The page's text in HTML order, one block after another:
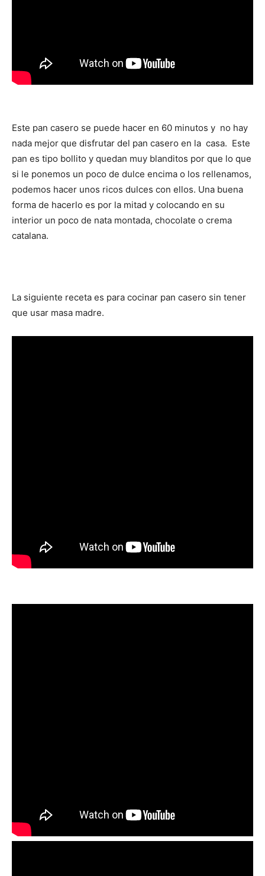
Este pan casero se puede hacer en 60 minutos y no hay
nada mejor que disfrutar del pan casero en la casa. Este
pan es tipo bollito y quedan muy blanditos por que lo que
si le ponemos un poco de dulce encima o los rellenamos,
podemos hacer unos ricos dulces con ellos. Una buena
forma de hacerlo es por la mitad y colocando en su
interior un poco de nata montada, chocolate o crema
catalana.
La siguiente receta es para cocinar pan casero sin tener
que usar masa madre.